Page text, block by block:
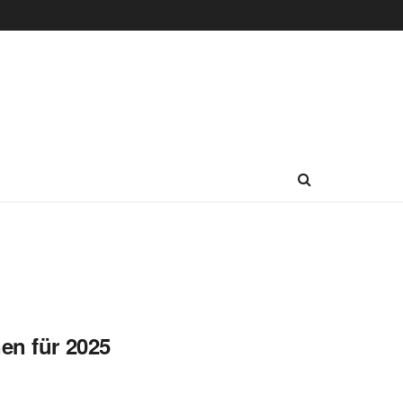
für 2025